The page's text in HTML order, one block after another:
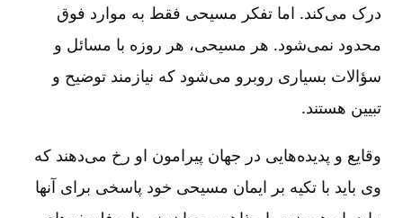
درک می‌کند. اما تفکر مسیحی فقط به موارد فوق
محدود نمی‌شود. هر مسیحی‌، هر روزه با مسائل و
سؤالات بسیاری روبرو می‌شود که نیازمند توضیح و
تبیین هستند.
وقایع و پدیده‌هایی در جهان پیرامون او رخ می‌دهند که
وی باید با تکیه بر ایمان مسیحی خود پاسخی برای آنها